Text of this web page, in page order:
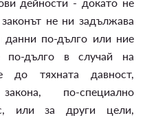
не ни задължава
данни по-дълго или ние
по-дълго в случай на
до тяхната давност,
по-специално
или за други цели,